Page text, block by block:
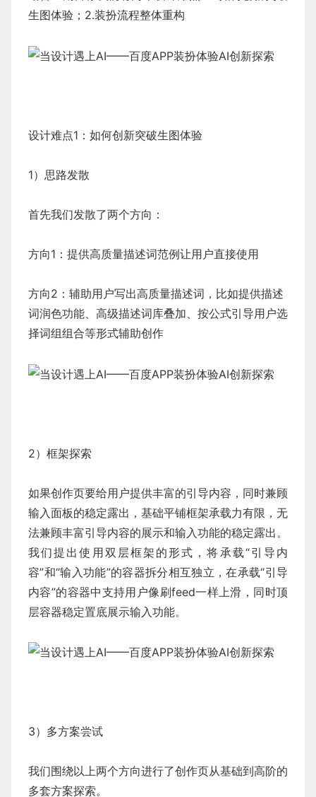
生图体验；2.装扮流程整体重构
设计难点1：如何创新突破生图体验
1）思路发散
首先我们发散了两个方向：
方向1：提供高质量描述词范例让用户直接使用
方向2：辅助用户写出高质量描述词，比如提供描述
词润色功能、高级描述词库叠加、按公式引导用户选
择词组组合等形式辅助创作
2）框架探索
如果创作页要给用户提供丰富的引导内容，同时兼顾
输入面板的稳定露出，基础平铺框架承载力有限，无
法兼顾丰富引导内容的展示和输入功能的稳定露出。
我们提出使用双层框架的形式，将承载“引导内
容”和“输入功能”的容器拆分相互独立，在承载“引导
内容”的容器中支持用户像刷feed一样上滑，同时顶
层容器稳定置底展示输入功能。
3）多方案尝试
我们围绕以上两个方向进行了创作页从基础到高阶的
多套方案探索。